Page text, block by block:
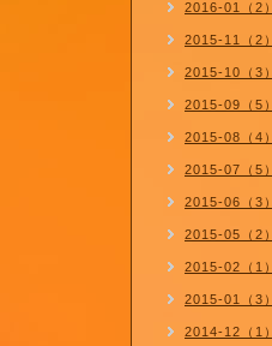
2016-01（2）
2015-11（2）
2015-10（3）
2015-09（5）
2015-08（4）
2015-07（5）
2015-06（3）
2015-05（2）
2015-02（1）
2015-01（3）
2014-12（1）